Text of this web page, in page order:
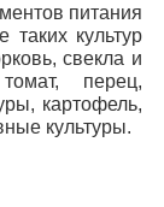
питания
таких культур
свекла и
перец,
картофель,
культуры.